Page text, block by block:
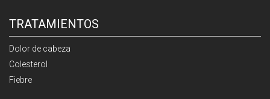
TRATAMIENTOS
Dolor de cabeza
Colesterol
Fiebre